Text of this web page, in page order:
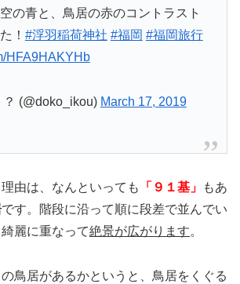
の青と、鳥居の赤のコントラスト
！ #浮羽稲荷神社 #福岡 #福岡旅行
HFA9HAKYHb
(@doko_ikou) March 17, 2019
由は、なんといっても 「９１基」
もあ
です。階段に沿って順に段差で並んでい
麗に重なって絶景が広がります。
鳥居があるかというと、鳥居をくぐる